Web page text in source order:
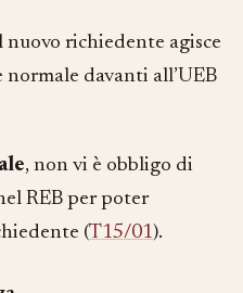
richiedente agisce
davanti all’UEB
, non vi è obbligo di
REB per poter
(T15/01).